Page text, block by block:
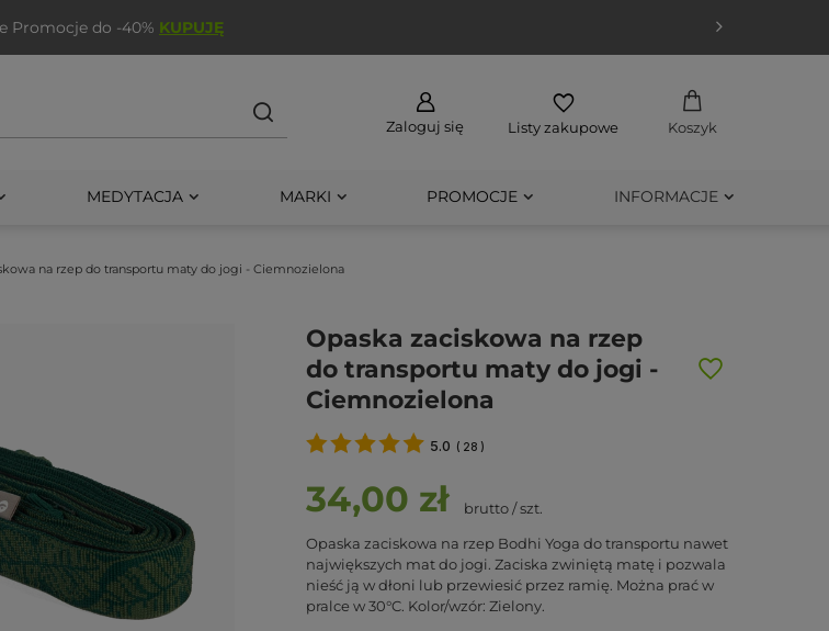
Promocje do -40% KUPUJĘ
Zaloguj się Listy zakupowe Koszyk
MEDYTACJA MARKI PROMOCJE INFORMACJE
na rzep do transportu maty do jogi - Ciemnozielona
Opaska zaciskowa na rzep
do transportu maty do jogi -
Ciemnozielona
5.0 ( 28 )
34,00 zł brutto/szt.
Opaska zaciskowa na rzep Bodhi Yoga do transportu nawet
największych mat do jogi. Zaciska zwiniętą matę i pozwala
nieść ją w dłoni lub przewiesić przez ramię. Można prać w
pralce w 30°C. Kolor/wzór: Zielony.